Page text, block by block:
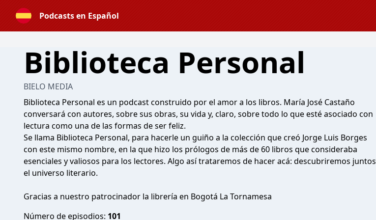
Podcasts en Español
Biblioteca Personal
BIELO MEDIA
Biblioteca Personal es un podcast construido por el amor a los libros. María José Castaño
conversará con autores, sobre sus obras, su vida y, claro, sobre todo lo que esté asociado con
lectura como una de las formas de ser feliz.
Se llama Biblioteca Personal, para hacerle un guiño a la colección que creó Jorge Luis Borges
con este mismo nombre, en la que hizo los prólogos de más de 60 libros que consideraba
esenciales y valiosos para los lectores. Algo así trataremos de hacer acá: descubriremos juntos
el universo literario.
Gracias a nuestro patrocinador la librería en Bogotá La Tornamesa
Número de episodios: 101